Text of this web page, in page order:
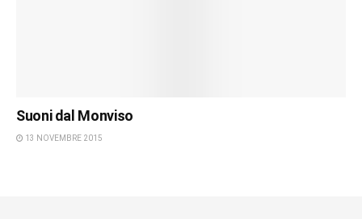
Suoni dal Monviso
13 NOVEMBRE 2015